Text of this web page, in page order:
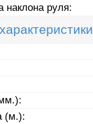
наклона руля:
(м.):